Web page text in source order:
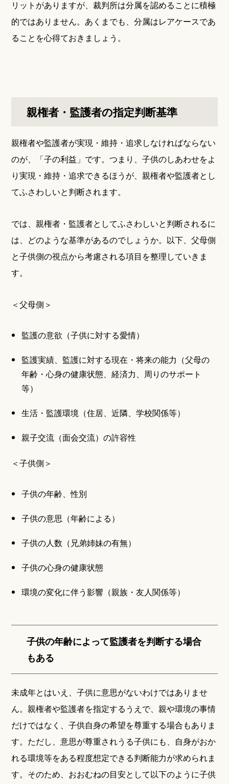
リットがありますが、裁判所は分属を認めることに積極
的ではありません。あくまでも、分属はレアケースであ
ることを心得ておきましょう。
親権者・監護者の指定判断基準
親権者や監護者が実現・維持・追求しなければならない
のが、「子の利益」です。つまり、子供のしあわせをよ
り実現・維持・追求できるほうが、親権者や監護者とし
てふさわしいと判断されます。
では、親権者・監護者としてふさわしいと判断されるに
は、どのような基準があるのでしょうか。以下、父母側
と子供側の視点から考慮される項目を整理していきま
す。
＜父母側＞
監護の意欲（子供に対する愛情）
監護実績、監護に対する現在・将来の能力（父母の
年齢・心身の健康状態、経済力、周りのサポート
等）
生活・監護環境（住居、近隣、学校関係等）
親子交流（面会交流）の許容性
＜子供側＞
子供の年齢、性別
子供の意思（年齢による）
子供の人数（兄弟姉妹の有無）
子供の心身の健康状態
環境の変化に伴う影響（親族・友人関係等）
子供の年齢によって監護者を判断する場合
もある
未成年とはいえ、子供に意思がないわけではありませ
ん。親権者や監護者を指定するうえで、親や環境の事情
だけではなく、子供自身の希望を尊重する場合もありま
す。ただし、意思が尊重されうる子供にも、自身がおか
れる環境等をある程度想定できる判断能力が求められま
す。そのため、おおむねの目安として以下のように子供